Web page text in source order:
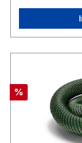
80
Trockensauger
Rabatt
%